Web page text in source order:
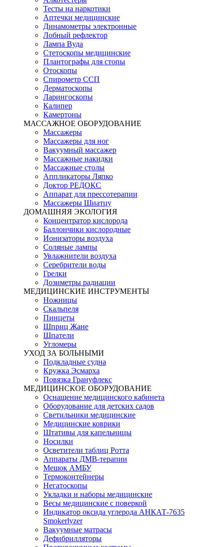
Тесты на наркотики
Аптечки медицинские
Динамометры электронные
Лобный рефлектор
Лампа Вуда
Стетоскопы медицинские
Плантографы для стопы
Отоскопы
Спирометр ССП
Дерматоскопы
Ларингоскопы
Калипер
Камертоны
МАССАЖНОЕ ОБОРУДОВАНИЕ
Массажеры
Массажеры для ног
Вакуумный массажер
Массажные накидки
Массажные столы
Аппликаторы Ляпко
Доктор РЕДОКС
Аппарат для прессотерапии
Массажеры Шиатцу
ДОМАШНЯЯ ЭКОЛОГИЯ
Концентратор кислорода
Баллончики кислородные
Ионизаторы воздуха
Соляные лампы
Увлажнители воздуха
Серебрители воды
Грелки
Дозиметры радиации
МЕДИЦИНСКИЕ ИНСТРУМЕНТЫ
Ножницы
Скальпеля
Пинцеты
Шприц Жане
Шпатели
Угломеры
УХОД ЗА БОЛЬНЫМИ
Подкладные судна
Кружка Эсмарха
Повязка Грануфлекс
МЕДИЦИНСКОЕ ОБОРУДОВАНИЕ
Оснащение медицинского кабинета
Оборудование для детских садов
Светильники медицинские
Медицинские коврики
Штативы для капельницы
Носилки
Осветители таблиц Ротта
Аппараты ДМВ-терапии
Мешок АМБУ
Термоконтейнеры
Негатоскопы
Укладки и наборы медицинские
Весы медицинские с поверкой
Индикатор оксида углерода АНКАТ-7635
Smokerlyzer
Вакуумные матрасы
Дефибрилляторы